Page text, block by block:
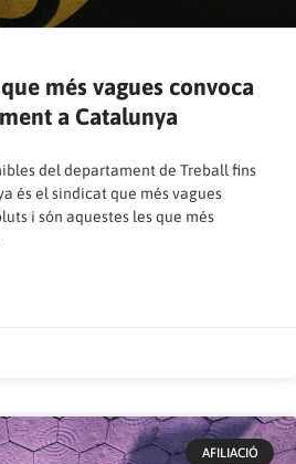
més vagues convoca
a Catalunya
del departament de Treball fins
és el sindicat que més vagues
i són aquestes les que més
AFILIACIÓ